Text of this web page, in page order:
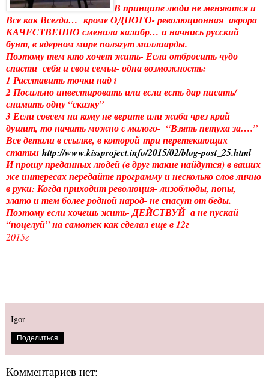
В принципе люди не меняются и
Все как Всегда… кроме ОДНОГО- революционная аврора
КАЧЕСТВЕННО сменила калибр… и начнись русский
бунт, в ядерном мире полягут миллиарды.
Поэтому тем кто хочет жить- Если отбросить чудо
спасти себя и свои семьи- одна возможность:
1 Расставить точки над i
2 Посильно инвестировать или если есть дар писать/
снимать одну “сказку”
3 Если совсем ни кому не верите или жаба чрез край
душит, то начать можно с малого- “Взять петуха за….”
Все детали в ссылке, в которой три перетекающих
статьи http://www.kissproject.info/2015/02/blog-post_25.html
И прошу преданных людей (в друг такие найдутся) в ваших
же интересах передайте программу и несколько слов лично
в руки: Когда приходит революция- лизоблюды, попы,
злато и тем более родной народ- не спасут от беды.
Поэтому если хочешь жить- ДЕЙСТВУЙ а не пускай
“поцелуй” на самотек как сделал еще в 12г
2015г
Igor
Поделиться
Комментариев нет: